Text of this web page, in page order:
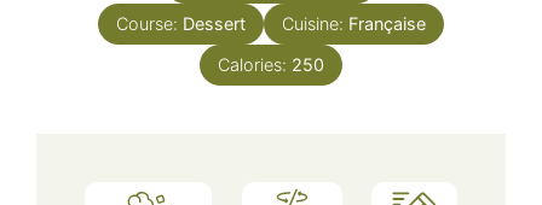
Course: Dessert Cuisine: Française
Calories: 250